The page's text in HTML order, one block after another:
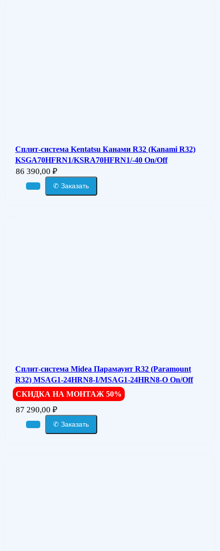
Сплит-система Kentatsu Канами R32 (Kanami R32)
KSGA70HFRN1/KSRA70HFRN1/-40 On/Off
86 390,00 ₽
✆ Заказать
Сплит-система Midea Парамаунт R32 (Paramount
R32) MSAG1-24HRN8-I/MSAG1-24HRN8-O On/Off
СКИДКА НА МОНТАЖ 50%
87 290,00 ₽
✆ Заказать